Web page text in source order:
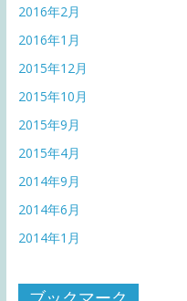
2016年2月
2016年1月
2015年12月
2015年10月
2015年9月
2015年4月
2014年9月
2014年6月
2014年1月